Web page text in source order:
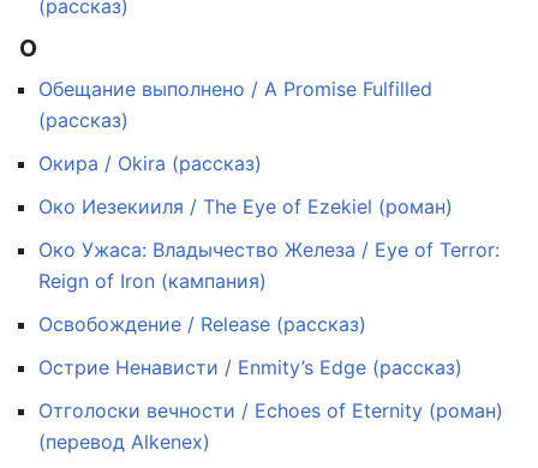
(рассказ)
О
Обещание выполнено / A Promise Fulfilled
(рассказ)
Окира / Okira (рассказ)
Око Иезекииля / The Eye of Ezekiel (роман)
Око Ужаса: Владычество Железа / Eye of Terror:
Reign of Iron (кампания)
Освобождение / Release (рассказ)
Острие Ненависти / Enmity’s Edge (рассказ)
Отголоски вечности / Echoes of Eternity (роман)
(перевод Alkenex)